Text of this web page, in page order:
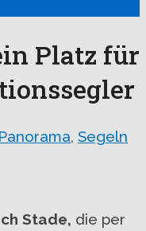
Platz für
Panorama, Segeln
Stade, die per